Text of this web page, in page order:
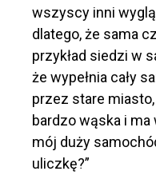
wszyscy inni
dlatego, że sama
przykład siedzi w
że wypełnia cały
przez stare
bardzo wąska i ma
mój duży
uliczkę?”